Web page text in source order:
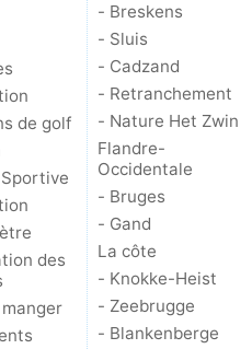
de golf
des
- Breskens
- Sluis
- Cadzand
- Retranchement
- Nature Het Zwin
Flandre-
Occidentale
- Bruges
- Gand
La côte
- Knokke-Heist
- Zeebrugge
- Blankenberge